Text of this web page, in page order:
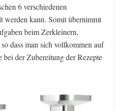
6 verschiedenen
werden kann. Somit übernimmt
beim Zerkleinern,
dass man sich vollkommen auf
der Zubereitung der Rezepte